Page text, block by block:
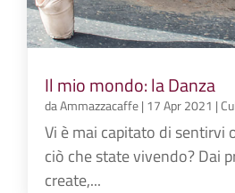
Il mio mondo: la Danza
daAmmazzacaffe| 17 Apr 2021 |
Vi è mai capitato di sentirvi
ciò che state vivendo? Dai
create,...